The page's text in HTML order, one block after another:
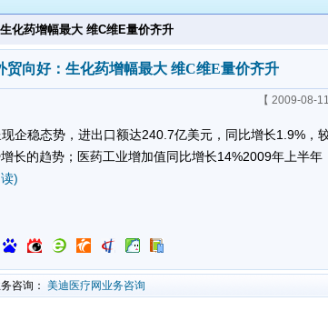
化药增幅最大 维C维E量价齐升
贸向好：生化药增幅最大 维C维E量价齐升
【 2009-08-
企稳态势，进出口额达240.7亿美元，同比增长1.9%，
长的趋势；医药工业增加值同比增长14%2009年上半年
)
咨询： 美迪医疗网业务咨询